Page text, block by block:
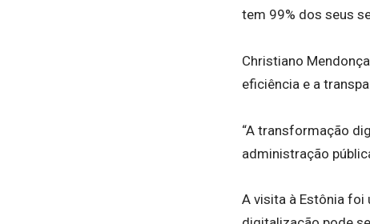
tem 99% dos seus
Christiano
eficiência e a
“A transformação
administração
A visita à Estônia foi